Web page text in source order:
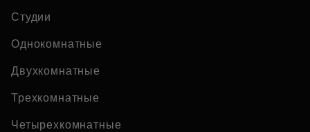
Студии
Однокомнатные
Двухкомнатные
Трехкомнатные
Четырехкомнатные